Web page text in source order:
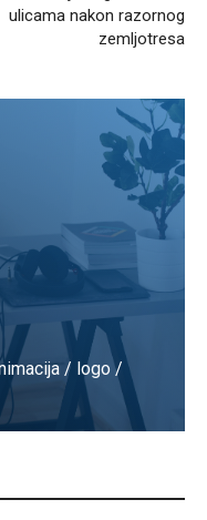
ulicama nakon razornog
zemljotresa
/ logo /